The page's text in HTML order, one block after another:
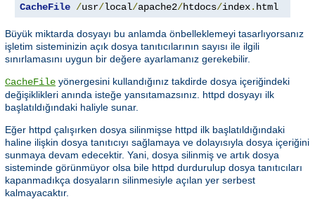
CacheFile /usr/local/apache2/htdocs/index. html
Büyük miktarda dosyayı bu anlamda önbelleklemeyi tasarlıyorsanız
işletim sisteminizin açık dosya tanıtıcılarının sayısı ile ilgili
sınırlamasını uygun bir değere ayarlamanız gerekebilir.
CacheFile yönergesini kullandığınız takdirde dosya içeriğindeki
değişiklikleri anında isteğe yansıtamazsınız. httpd dosyayı ilk
başlatıldığındaki haliyle sunar.
Eğer httpd çalışırken dosya silinmişse httpd ilk başlatıldığındaki
haline ilişkin dosya tanıtıcıyı sağlamaya ve dolayısıyla dosya içeriğini
sunmaya devam edecektir. Yani, dosya silinmiş ve artık dosya
sisteminde görünmüyor olsa bile httpd durdurulup dosya tanıtıcıları
kapanmadıkça dosyaların silinmesiyle açılan yer serbest
kalmayacaktır.